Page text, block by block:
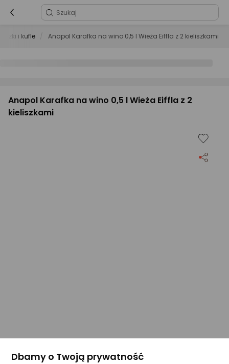
i kufle Anapol Karafka na wino 0,5 l Wieża Eiffla z 2 kieliszkami
Anapol Karafka na wino 0,5 l Wieża Eiffla z 2
kieliszkami
Dbamy o Twoją prywatność